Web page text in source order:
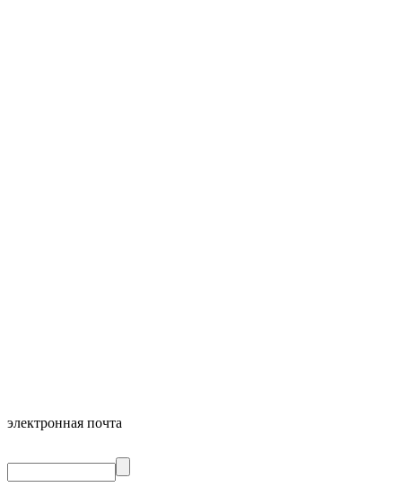
электронная почта